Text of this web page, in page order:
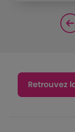
Retrouvez